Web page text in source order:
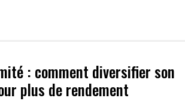
: comment diversifier son
plus de rendement